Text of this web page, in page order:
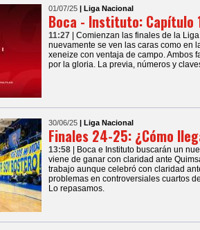
01/07/25 | Liga Nacional
Boca - Instituto: Capítulo
11:27
| Comienzan las finales de la
nuevamente se ven las caras como en
xeneize con ventaja de campo. Ambos
por la gloria. La previa, números y
30/06/25 | Liga Nacional
Finales 24-25: ¿Cómo
13:58
| Boca e Instituto buscarán un
viene de ganar con claridad ante
trabajo aunque celebró con claridad
problemas en controversiales cuartos
Lo repasamos.